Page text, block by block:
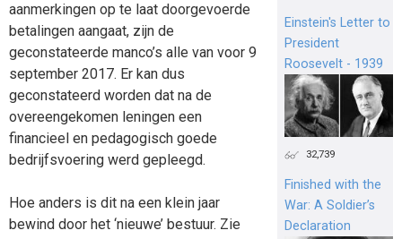
aanmerkingen op te laat doorgevoerde
betalingen aangaat, zijn de
geconstateerde manco’s alle van voor 9
september 2017. Er kan dus
geconstateerd worden dat na de
overeengekomen leningen een
financieel en pedagogisch goede
bedrijfsvoering werd gepleegd.
Hoe anders is dit na een klein jaar
bewind door het ‘nieuwe’ bestuur. Zie
Einstein's Letter to
President
Roosevelt - 1939
32,739
Finished with the
War: A Soldier’s
Declaration